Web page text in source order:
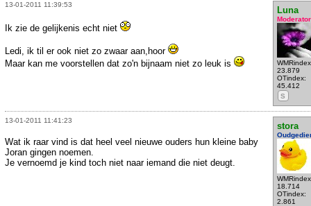
13-01-2011 11:39:53
Luna
Moderator
23.879
OTindex:
45.412
S
Ik zie de gelijkenis echt niet
Ledi, ik til er ook niet zo zwaar aan,hoor
Maar kan me voorstellen dat zo'n bijnaam niet zo leuk is
13-01-2011 11:41:23
stora
18.714
OTindex:
2.861
Wat ik raar vind is dat heel veel nieuwe ouders hun kleine baby
Joran gingen noemen.
Je vernoemd je kind toch niet naar iemand die niet deugt.